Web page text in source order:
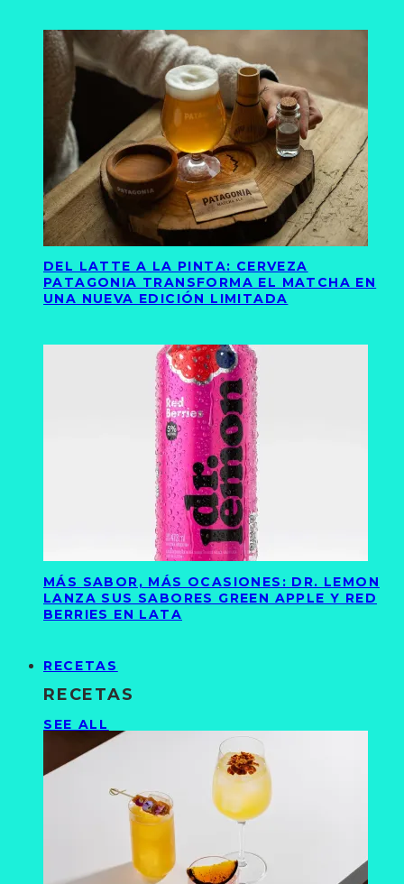
DEL LATTE A LA PINTA: CERVEZA
PATAGONIA TRANSFORMA EL MATCHA EN
UNA NUEVA EDICIÓN LIMITADA
MÁS SABOR, MÁS OCASIONES: DR. LEMON
LANZA SUS SABORES GREEN APPLE Y RED
BERRIES EN LATA
RECETAS
RECETAS
SEE ALL